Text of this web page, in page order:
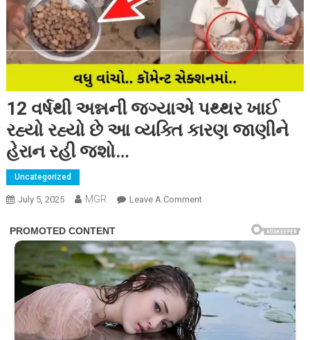
12 વર્ષથી અન્નની જગ્યાએ પથ્થર ખાઈ
રહ્યો રહ્યો છે આ વ્યક્તિ કારણ જાણીને
હેરાન રહી જશો…
Uncategorized
July 5, 2025 MGR Leave A CommentOn
અન્નની
જગ્યાએ
પથ્થર
ખાઈ
રહ્યો
રહ્યો